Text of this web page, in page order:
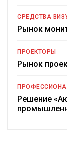
СРЕДСТВА
Рынок
ПРОЕКТОРЫ
Рынок
Решение